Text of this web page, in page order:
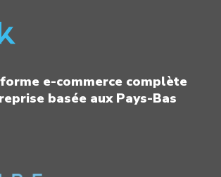
e-commerce complète
basée aux Pays-Bas